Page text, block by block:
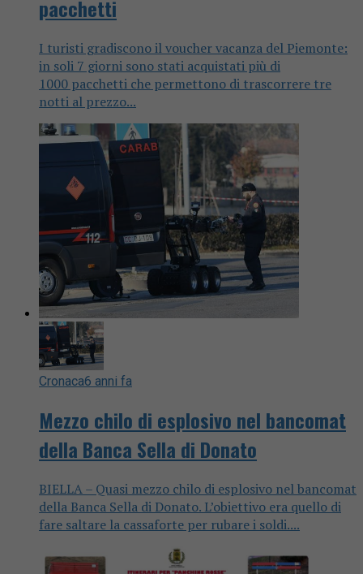
pacchetti
I turisti gradiscono il voucher vacanza del Piemonte:
in soli 7 giorni sono stati acquistati più di
1000 pacchetti che permettono di trascorrere tre
notti al prezzo...
Cronaca6 anni fa
Mezzo chilo di esplosivo nel bancomat
della Banca Sella di Donato
BIELLA – Quasi mezzo chilo di esplosivo nel bancomat
della Banca Sella di Donato. L’obiettivo era quello di
fare saltare la cassaforte per rubare i soldi....